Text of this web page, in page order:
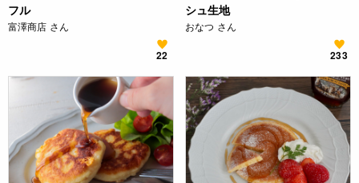
フル
富澤商店 さん
22
シュ生地
おなつ さん
233